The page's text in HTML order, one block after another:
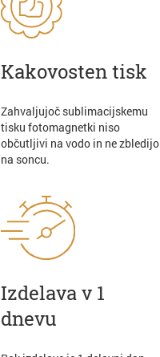
Kakovosten tisk
Zahvaljujoč sublimacijskemu
tisku fotomagnetki niso
občutljivi na vodo in ne zbledijo
na soncu.
Izdelava v 1
dnevu